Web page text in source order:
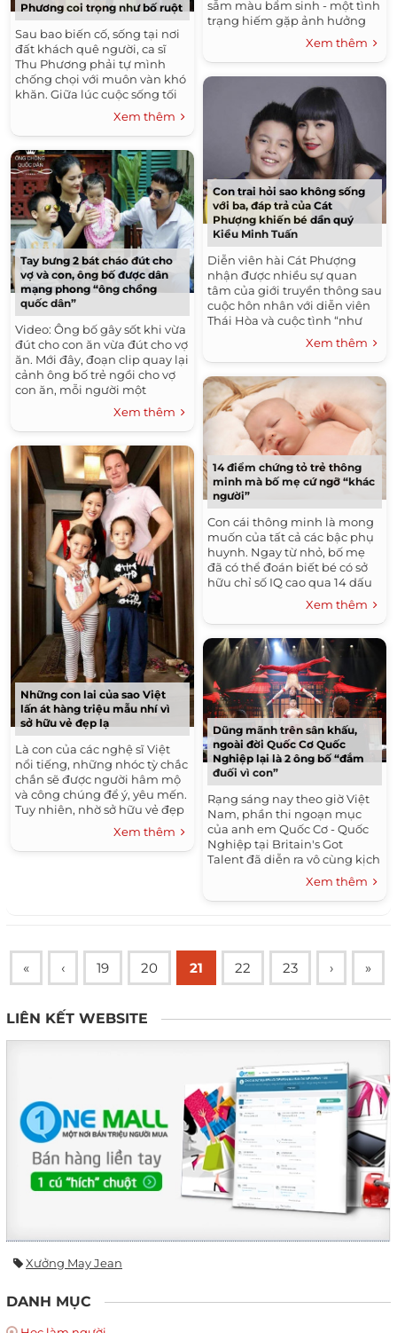
Phương coi trọng như bố ruột
Sau bao biến cố, sống tại nơi
đất khách quê người, ca sĩ
Thu Phương phải tự mình
chống chọi với muôn vàn khó
khăn. Giữa lúc cuộc sống tối
tăm nhất, chị gặp Dũng
Taylor – ông bầu có tiếng...
Xem thêm
Tay bưng 2 bát cháo đút cho
vợ và con, ông bố được dân
mạng phong “ông chồng
quốc dân”
Video: Ông bố gây sốt khi vừa
đút cho con ăn vừa đút cho vợ
ăn. Mới đây, đoạn clip quay lại
cảnh ông bố trẻ ngồi cho vợ
con ăn, mỗi người một
miếng, quay vòng miệng liến
Xem thêm
Những con lai của sao Việt
lấn át hàng triệu mẫu nhí vì
sở hữu vẻ đẹp lạ
Là con của các nghệ sĩ Việt
nổi tiếng, những nhóc tỳ chắc
chắn sẽ được người hâm mộ
và công chúng để ý, yêu mến.
Tuy nhiên, nhờ sở hữu vẻ đẹp
lai lạ mắt, đáng yêu, các tiểu...
Xem thêm
sẫm màu bẩm sinh - một tình
trạng hiếm gặp ảnh hưởng
đến 1/20.000 trẻ sơ sinh. Các
nốt ruồi bao phủ 80% cơ...
Xem thêm
Con trai hỏi sao không sống
với ba, đáp trả của Cát
Phượng khiến bé dần quý
Kiều Minh Tuấn
Diễn viên hài Cát Phượng
nhận được nhiều sự quan
tâm của giới truyền thông sau
cuộc hôn nhân với diễn viên
Thái Hòa và cuộc tình “như
phim” với người yêu kém tuổi
Kiều Minh Tuấn. Không...
Xem thêm
14 điểm chứng tỏ trẻ thông
minh mà bố mẹ cứ ngỡ “khác
người”
Con cái thông minh là mong
muốn của tất cả các bậc phụ
huynh. Ngay từ nhỏ, bố mẹ
đã có thể đoán biết bé có sở
hữu chỉ số IQ cao qua 14 dấu
hiệu sau: 1. Trẻ sở hữu đôi tai
Xem thêm
Dũng mãnh trên sân khấu,
ngoài đời Quốc Cơ Quốc
Nghiệp lại là 2 ông bố “đắm
đuối vì con”
Rạng sáng nay theo giờ Việt
Nam, phần thi ngoạn mục
của anh em Quốc Cơ - Quốc
Nghiệp tại Britain's Got
Talent đã diễn ra vô cùng kịch
tính. Tuy không đạt chiến
thắng chung cuộc nhưng hai
anh em Quốc...
Xem thêm
« ‹ 19 20 21 22 23 › »
LIÊN KẾT WEBSITE
Xưởng May Jean
DANH MỤC